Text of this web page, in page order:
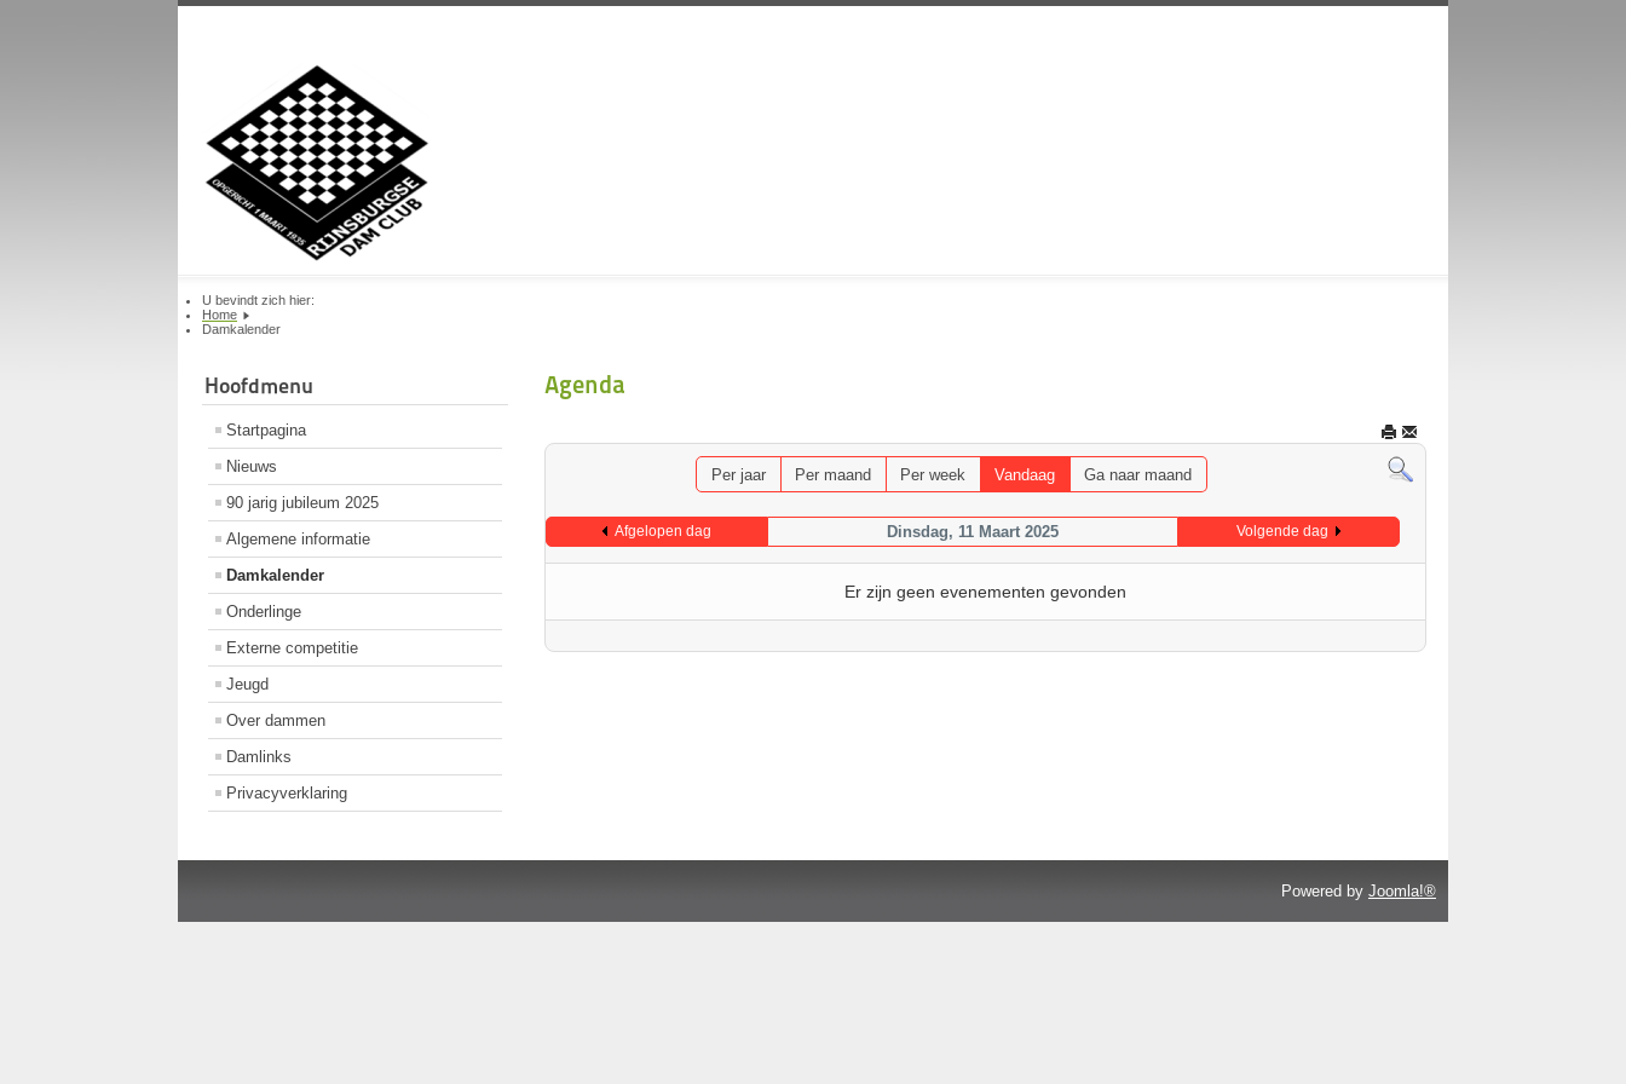
U bevindt zich hier:
Home
Damkalender
Hoofdmenu
Startpagina
Nieuws
90 jarig jubileum 2025
Algemene informatie
Damkalender
Onderlinge
Externe competitie
Jeugd
Over dammen
Damlinks
Privacyverklaring
Agenda
Per jaar Per maand Per week Vandaag Ga naar maand
Afgelopen dag Dinsdag, 11 Maart 2025 Volgende dag
Er zijn geen evenementen gevonden
Powered by Joomla!®